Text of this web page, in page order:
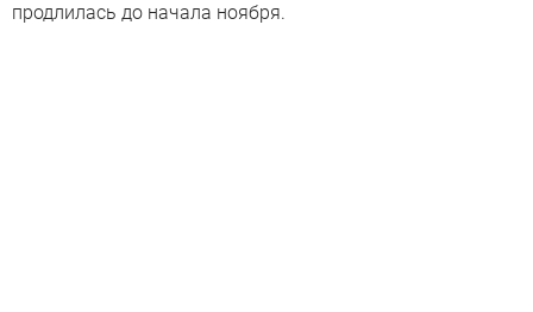
продлилась до начала ноября.